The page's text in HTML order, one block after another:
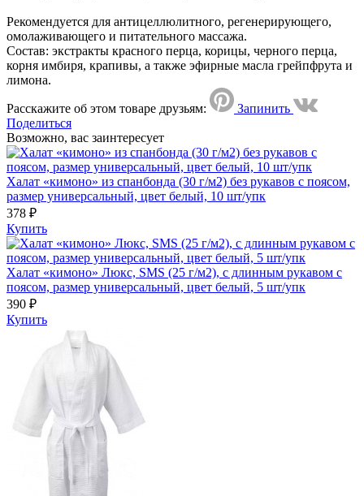
Рекомендуется для антицеллюлитного, регенерирующего,
омолаживающего и питательного массажа.
Состав: экстракты красного перца, корицы, черного перца,
корня имбиря, крапивы, а также эфирные масла грейпфрута и
лимона.
Расскажите об этом товаре друзьям:
Запинить
Поделиться
Возможно, вас заинтересует
Халат «кимоно» из спанбонда (30 г/м2) без рукавов с поясом,
размер универсальный, цвет белый, 10 шт/упк
378 ₽
Купить
Халат «кимоно» Люкс, SMS (25 г/м2), с длинным рукавом с
поясом, размер универсальный, цвет белый, 5 шт/упк
390 ₽
Купить